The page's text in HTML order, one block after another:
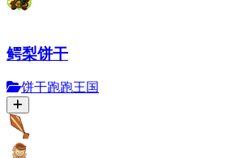
鳄梨饼干
饼干跑跑王国